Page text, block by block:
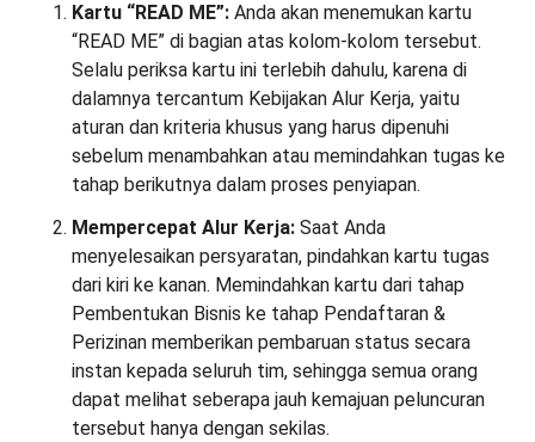
Kartu “READ ME”: Anda akan menemukan kartu
“READ ME” di bagian atas kolom-kolom tersebut.
Selalu periksa kartu ini terlebih dahulu, karena di
dalamnya tercantum Kebijakan Alur Kerja, yaitu
aturan dan kriteria khusus yang harus dipenuhi
sebelum menambahkan atau memindahkan tugas ke
tahap berikutnya dalam proses penyiapan.
Mempercepat Alur Kerja: Saat Anda
menyelesaikan persyaratan, pindahkan kartu tugas
dari kiri ke kanan. Memindahkan kartu dari tahap
Pembentukan Bisnis ke tahap Pendaftaran &
Perizinan memberikan pembaruan status secara
instan kepada seluruh tim, sehingga semua orang
dapat melihat seberapa jauh kemajuan peluncuran
tersebut hanya dengan sekilas.